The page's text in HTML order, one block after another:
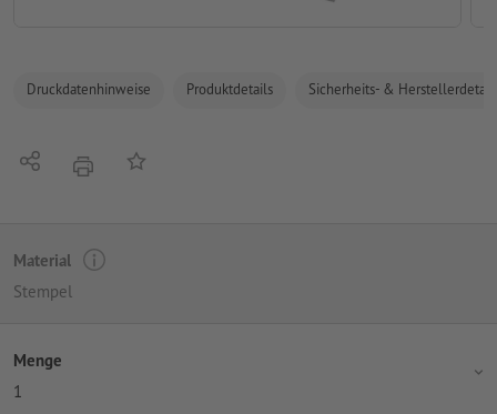
Druckdatenhinweise Produktdetails Sicherheits- &
Teilen DruckenAuf die Merkliste
Material
Stempel
Menge
1